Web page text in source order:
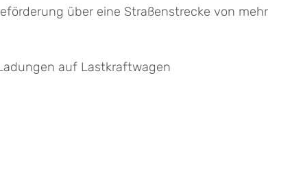
über eine Straßenstrecke von mehr
auf Lastkraftwagen